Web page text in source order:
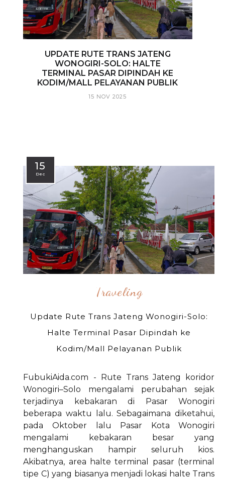
UPDATE RUTE TRANS JATENG
WONOGIRI-SOLO: HALTE
TERMINAL PASAR DIPINDAH KE
KODIM/MALL PELAYANAN PUBLIK
15 NOV 2025
15
Dec
Traveling
Update Rute Trans Jateng Wonogiri-Solo:
Halte Terminal Pasar Dipindah ke
Kodim/Mall Pelayanan Publik
FubukiAida.com - Rute Trans Jateng koridor
Wonogiri–Solo mengalami perubahan sejak
terjadinya kebakaran di Pasar Wonogiri
beberapa waktu lalu. Sebagaimana diketahui,
pada Oktober lalu Pasar Kota Wonogiri
mengalami kebakaran besar yang
menghanguskan hampir seluruh kios.
Akibatnya, area halte terminal pasar (terminal
tipe C) yang biasanya menjadi lokasi halte Trans